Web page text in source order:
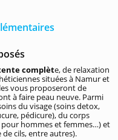
complète, de relaxation
situées à Namur et
vous proposeront de
à faire peau neuve. Parmi
du visage (soins detox,
pédicure), du corps
pour hommes et femmes…) et
cils, entre autres).